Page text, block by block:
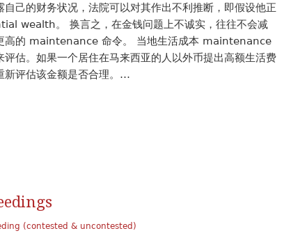
己的财务状况，法院可以对其作出不利推断，即假设他正
wealth。 换言之，在金钱问题上不诚实，往往不会减
高的 maintenance 命令。 当地生活成本 maintenance
估。如果一个居住在马来西亚的人以外币提出高额生活费
新评估该金额是否合理。…
(contested & uncontested)